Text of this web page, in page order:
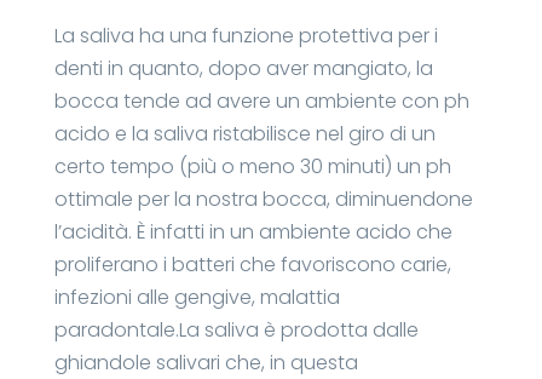
La saliva ha una funzione protettiva per i
denti in quanto, dopo aver mangiato, la
bocca tende ad avere un ambiente con ph
acido e la saliva ristabilisce nel giro di un
certo tempo (più o meno 30 minuti) un ph
ottimale per la nostra bocca, diminuendone
l’acidità. È infatti in un ambiente acido che
proliferano i batteri che favoriscono carie,
infezioni alle gengive, malattia
paradontale.La saliva è prodotta dalle
ghiandole salivari che, in questa